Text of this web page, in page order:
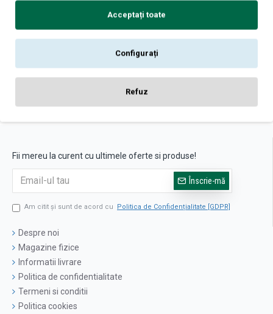
101,96 lei
ADAUGĂ ÎN COŞ
Ați ajuns la sfârșitul listei de produse.
Fii mereu la curent cu ultimele oferte si produse!
Înscrie-mă
Am citit şi sunt de acord cu Politica de Confidențialitate [GDPR]
Despre noi
Magazine fizice
Informatii livrare
Politica de confidentialitate
Termeni si conditii
Politica cookies
Acceptați toate
Configurați
Refuz